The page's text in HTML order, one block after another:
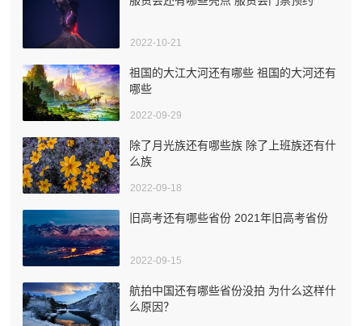
2022-10-21
祖国的大江大河还有哪些 祖国的大河还有
哪些
2022-09-29
除了月光族还有哪些族 除了上班族还有什
么族
2022-09-18
旧高考还有哪些省份 2021年旧高考省份
2022-09-15
航拍中国还有哪些省份没拍 为什么这样什
么原因？